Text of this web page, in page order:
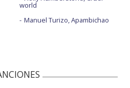
world
Manuel Turizo, Apambichao